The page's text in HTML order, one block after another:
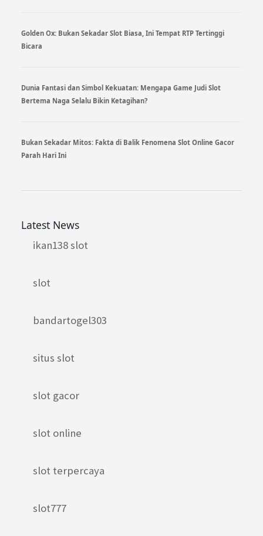
Golden Ox: Bukan Sekadar Slot Biasa, Ini Tempat RTP Tertinggi
Bicara
Dunia Fantasi dan Simbol Kekuatan: Mengapa Game Judi Slot
Bertema Naga Selalu Bikin Ketagihan?
Bukan Sekadar Mitos: Fakta di Balik Fenomena Slot Online Gacor
Parah Hari Ini
Latest News
ikan138 slot
slot
bandartogel303
situs slot
slot gacor
slot online
slot terpercaya
slot777